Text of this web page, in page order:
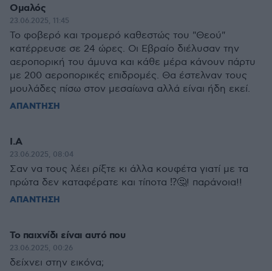
Ομαλός
23.06.2025, 11:45
Το φοβερό και τρομερό καθεστώς του "Θεού"
κατέρρευσε σε 24 ώρες. Οι Εβραίο διέλυσαν την
αεροπορική του άμυνα και κάθε μέρα κάνουν πάρτυ
με 200 αεροπορικές επιδρομές. Θα έστελναν τους
μουλάδες πίσω στον μεσαίωνα αλλά είναι ήδη εκεί.
ΑΠΑΝΤΗΣΗ
Ι.Α
23.06.2025, 08:04
Σαν να τους λέει ρίξτε κι άλλα κουφέτα γιατί με τα
πρώτα δεν καταφέρατε και τίποτα ⁉️🤔! παράνοια!!
ΑΠΑΝΤΗΣΗ
Το παιχνίδι είναι αυτό που
23.06.2025, 00:26
δείχνει στην εικόνα;